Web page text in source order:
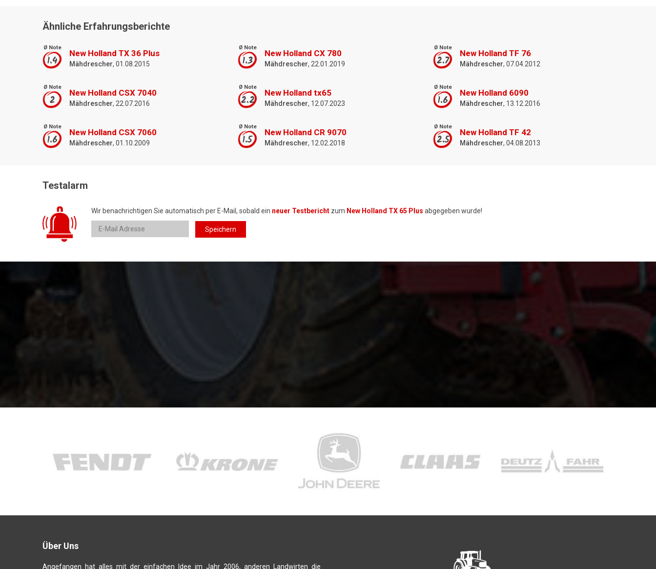
Ähnliche Erfahrungsberichte
Ø Note
1.4
New Holland TX 36 Plus
Mähdrescher, 01.08.2015
Ø Note
1.3
New Holland CX 780
Mähdrescher, 22.01.2019
Ø Note
2.7
New Holland TF 76
Mähdrescher, 07.04.2012
Ø Note
2
New Holland CSX 7040
Mähdrescher, 22.07.2016
Ø Note
2.2
New Holland tx65
Mähdrescher, 12.07.2023
Ø Note
1.6
New Holland 6090
Mähdrescher, 13.12.2016
Ø Note
1.6
New Holland CSX 7060
Mähdrescher, 01.10.2009
Ø Note
1.5
New Holland CR 9070
Mähdrescher, 12.02.2018
Ø Note
2.5
New Holland TF 42
Mähdrescher, 04.08.2013
Testalarm
Wir benachrichtigen Sie automatisch per E-Mail, sobald ein neuer Testbericht zum New Holland TX 65 Plus abgegeben wurde!
Speichern
Über Uns
Angefangen hat alles mit der einfachen Idee im Jahr 2006, anderen Landwirten die